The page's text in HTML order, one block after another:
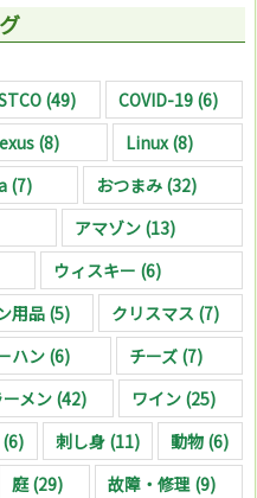
(49) COVID-19 (6)
(8) Linux(8)
(7) おつまみ (32)
アマゾン (13)
ウィスキー (6)
用品 (5) クリスマス (7)
ハン(6) チーズ(7)
ーメン(42) ワイン(25)
(6) 刺し身(11) 動物 (6)
庭(29) 故障・修理 (9)